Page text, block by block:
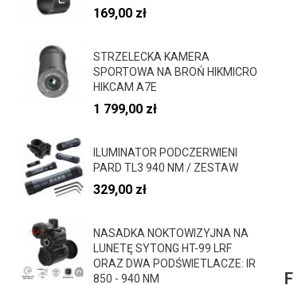
169,00 zł
STRZELECKA KAMERA
SPORTOWA NA BROŃ HIKMICRO
HIKCAM A7E
1 799,00 zł
ILUMINATOR PODCZERWIENI
PARD TL3 940 NM / ZESTAW
329,00 zł
NASADKA NOKTOWIZYJNA NA
LUNETĘ SYTONG HT-99 LRF
ORAZ DWA PODŚWIETLACZE: IR
850 - 940 NM